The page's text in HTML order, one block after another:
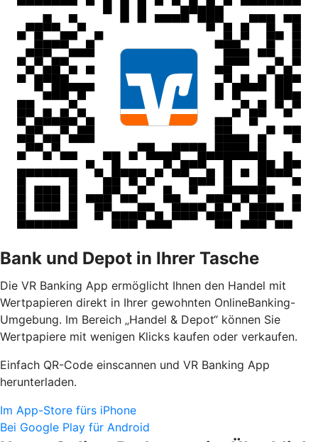
Bank und Depot in Ihrer Tasche
Die VR Banking App ermöglicht Ihnen den Handel mit
Wertpapieren direkt in Ihrer gewohnten OnlineBanking-
Umgebung. Im Bereich „Handel & Depot“ können Sie
Wertpapiere mit wenigen Klicks kaufen oder verkaufen.
Einfach QR-Code einscannen und VR Banking App
herunterladen.
Im App-Store fürs iPhone
Bei Google Play für Android